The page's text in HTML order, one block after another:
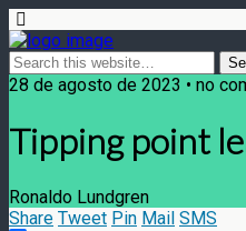
28 de agosto de 2023 • no
Tipping point
Ronaldo Lundgren
Share Tweet Pin Mail SMS